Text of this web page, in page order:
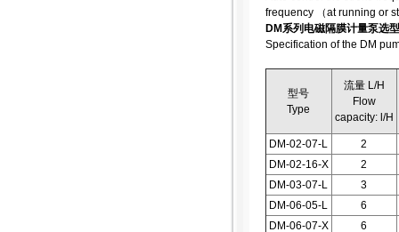
frequency （at running or
DM系列电磁隔膜计量泵选
Specification of the DM
型号
Type
流量 L/H
Flow
capacity: l/H
DM-02-07-L
2
DM-02-16-X
2
DM-03-07-L
3
DM-06-05-L
6
DM-06-07-X
6